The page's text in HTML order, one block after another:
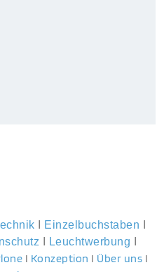
Einzelbuchstaben
Leuchtwerbung
I Konzeption I Über uns I